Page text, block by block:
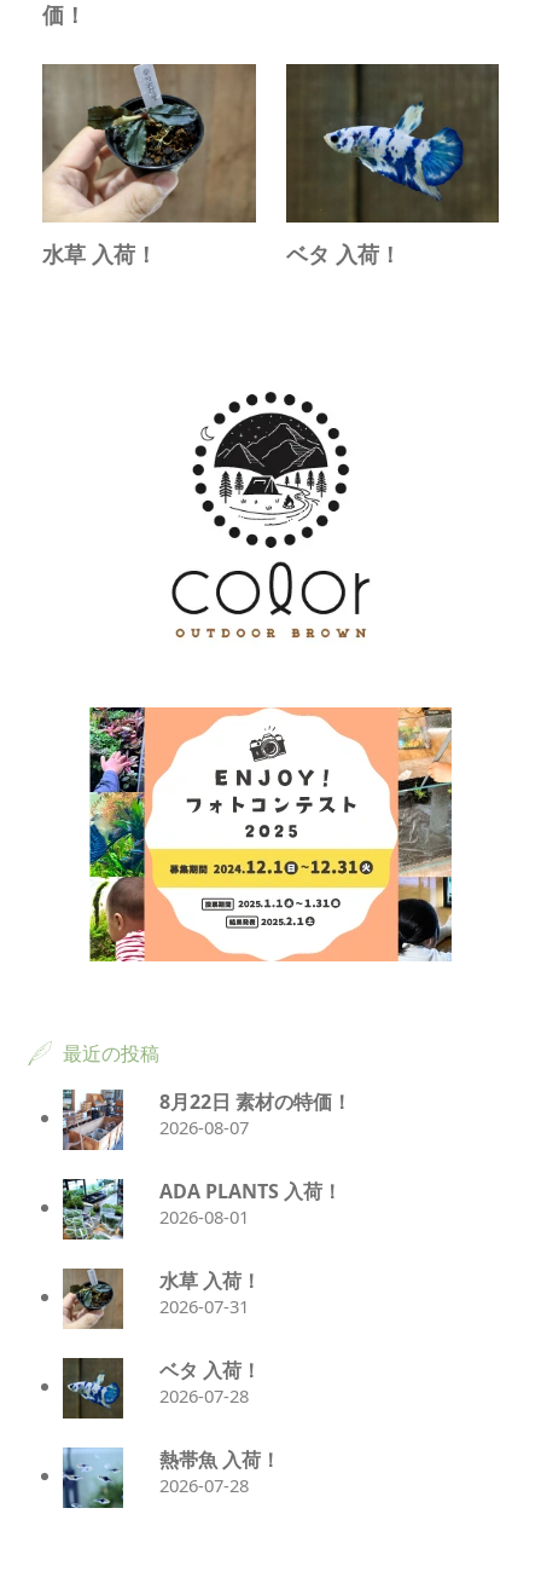
価！
水草 入荷！ ベタ 入荷！
最近の投稿
8月22日 素材の特価！
2026-08-07
ADA PLANTS 入荷！
2026-08-01
水草 入荷！
2026-07-31
ベタ 入荷！
2026-07-28
熱帯魚 入荷！
2026-07-28